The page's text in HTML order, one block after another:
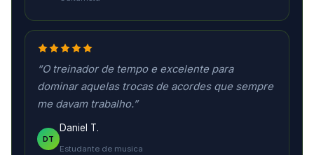
“O treinador de tempo e excelente para
dominar aquelas trocas de acordes que sempre
me davam trabalho.”
DT
Daniel T.
Estudante de musica